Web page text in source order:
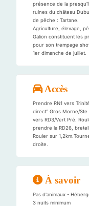
présence de la
ruines du château
de pêche : Tartane.
Agriculture, élevage,
Galion constituent les
pour son trempage
1er dimanche de juillet.
Accès
Prendre RN1 vers
direct° Gros Morne/
vers RD3/Vert Pré.
prendre la RD26,
Rouler sur
droite.
À savoir
Pas d'animaux -
3 nuits minimum